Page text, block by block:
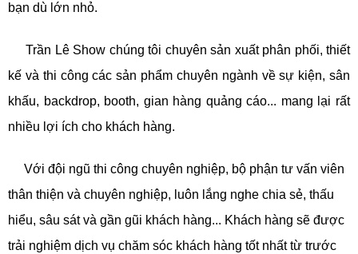
bạn dù lớn nhỏ.
Trần Lê Show chúng tôi chuyên sản xuất phân phối, thiết
kế và thi công các sản phẩm chuyên ngành về sự kiện, sân
khấu, backdrop, booth, gian hàng quảng cáo... mang lại rất
nhiều lợi ích cho khách hàng.
Với đội ngũ thi công chuyên nghiệp, bộ phận tư vấn viên
thân thiện và chuyên nghiệp, luôn lắng nghe chia sẻ, thấu
hiểu, sâu sát và gần gũi khách hàng... Khách hàng sẽ được
trải nghiệm dịch vụ chăm sóc khách hàng tốt nhất từ trước